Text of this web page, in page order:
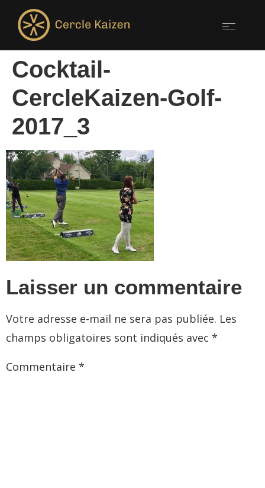
Cocktail-
CercleKaizen-Golf-
2017_3
Laisser un commentaire
Votre adresse e-mail ne sera pas publiée. Les
champs obligatoires sont indiqués avec *
Commentaire *